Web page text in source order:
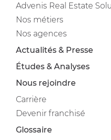
Advenis Real Estate
Nos métiers
Nos agences
Actualités & Presse
Études & Analyses
Nous rejoindre
Carrière
Devenir franchisé
Glossaire